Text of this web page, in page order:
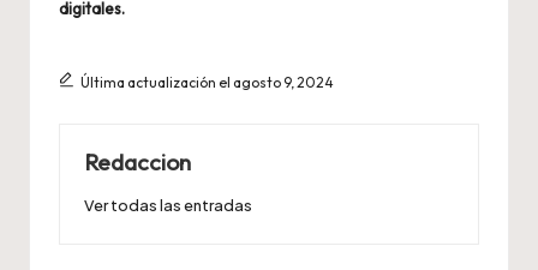
digitales.
Última actualización el agosto 9, 2024
Redaccion
Ver todas las entradas